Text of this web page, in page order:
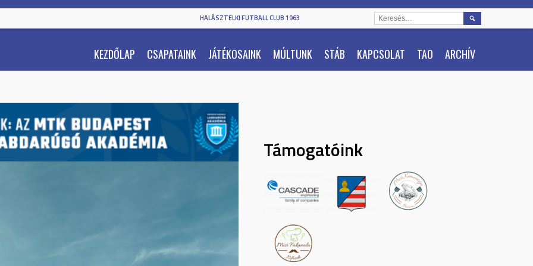
HALÁSZTELKI FUTBALL CLUB 1963
KEZDŐLAP CSAPATAINK JÁTÉKOSAINK MÚLTUNK STÁB KAPCSOLAT TAO ARCHÍV
KERESÉS:
Támogatóink